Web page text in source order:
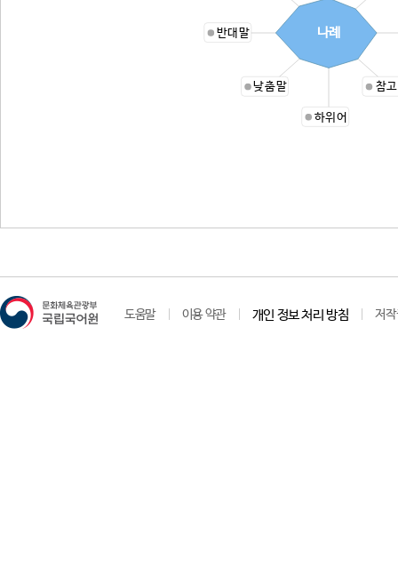
참
하위어
낮춤말
반대말 나례
도움말 이용 약관 개인 정보 처리 방침 저